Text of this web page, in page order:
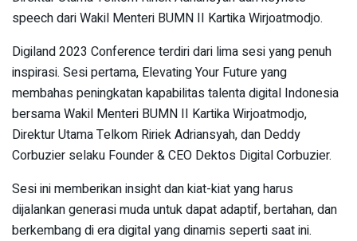
speech dari Wakil Menteri BUMN II Kartika Wirjoatmodjo.
Digiland 2023 Conference terdiri dari lima sesi yang penuh
inspirasi. Sesi pertama, Elevating Your Future yang
membahas peningkatan kapabilitas talenta digital Indonesia
bersama Wakil Menteri BUMN II Kartika Wirjoatmodjo,
Direktur Utama Telkom Ririek Adriansyah, dan Deddy
Corbuzier selaku Founder & CEO Dektos Digital Corbuzier.
Sesi ini memberikan insight dan kiat-kiat yang harus
dijalankan generasi muda untuk dapat adaptif, bertahan, dan
berkembang di era digital yang dinamis seperti saat ini.